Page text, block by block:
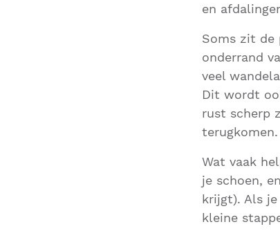
en
Soms zit de
onderrand
veel
Dit wordt
rust scherp
terugkomen.
Wat vaak
je schoen,
krijgt). Als
kleine